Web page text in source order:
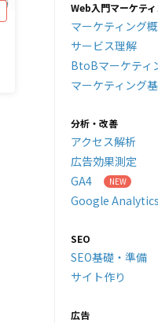
Web入門マーケテ
マーケティング
サービス理解
BtoBマーケティ
マーケティング
分析・改善
アクセス解析
広告効果測定
GA4
Google Analytics
SEO
SEO基礎・準備
サイト作り
広告